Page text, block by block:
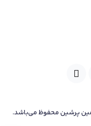
پرشین محفوظ می‌باشد.